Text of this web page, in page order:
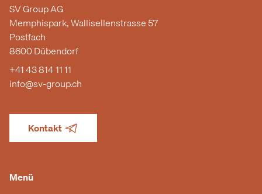
SV Group AG
Memphispark, Wallisellenstrasse 57
Postfach
8600 Dübendorf
+41 43 814 11 11
info@sv-group.ch
Kontakt
Menü